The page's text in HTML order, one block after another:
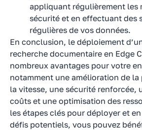
appliquant régulièrement les
sécurité et en effectuant des
régulières de vos données.
En conclusion, le déploiement
recherche documentaire en Edge
nombreux avantages pour votre
notamment une amélioration de
la vitesse, une sécurité renforcée,
coûts et une optimisation des
les étapes clés pour déployer et
défis potentiels, vous pouvez